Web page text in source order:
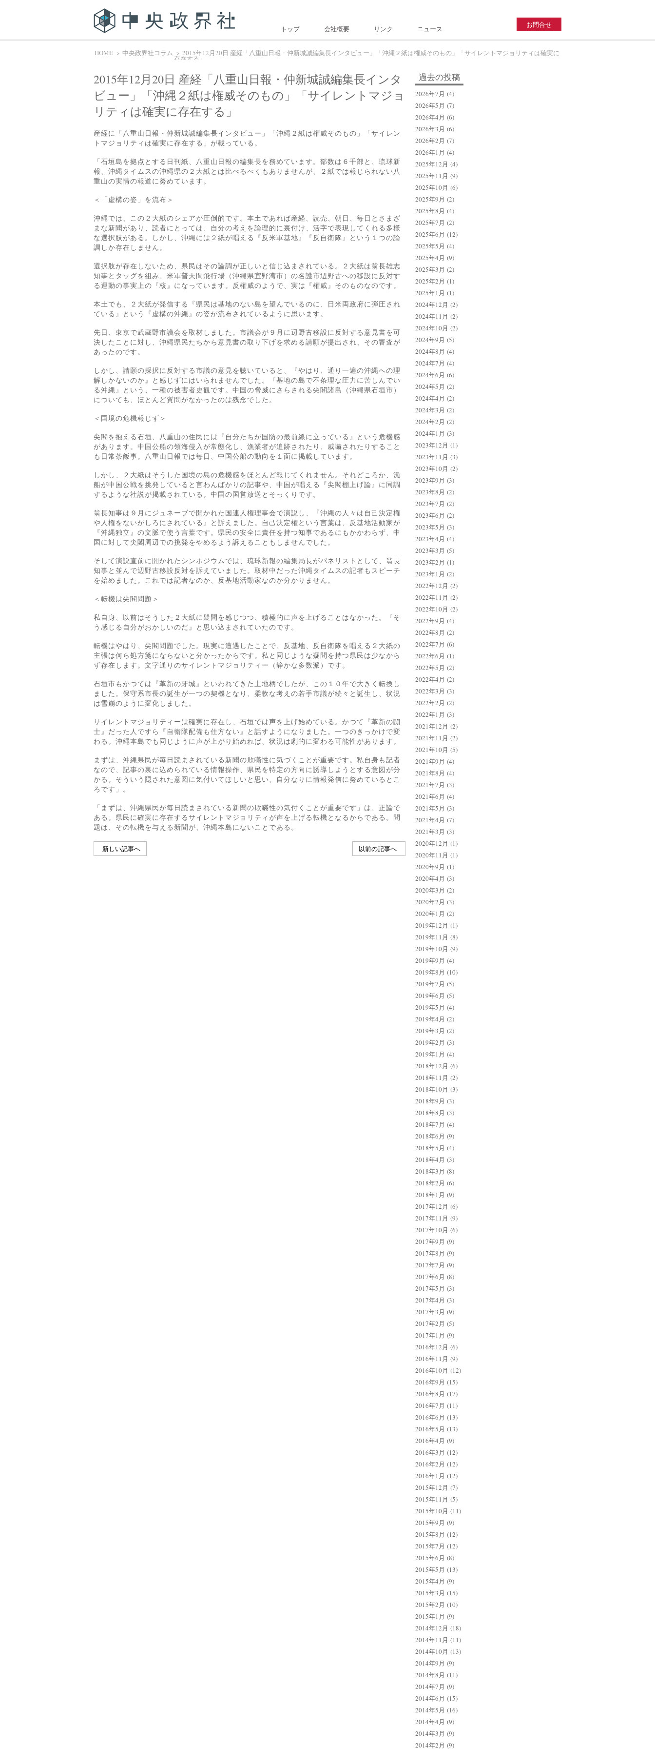
トップ 会社概要 リンク ニュース お問合せ
HOME 中央政界社コラム 2015年12月20日 産経「八重山日報・仲新城誠編集長インタビュー」「沖縄２紙は権威そのもの」「サイレントマジョリティは確実に
存在する」
2015年12月20日 産経「八重山日報・仲新城誠編集長インタ
ビュー」「沖縄２紙は権威そのもの」「サイレントマジョ
リティは確実に存在する」
産経に「八重山日報・仲新城誠編集長インタビュー」「沖縄２紙は権威そのもの」「サイレン
トマジョリティは確実に存在する」が載っている。
「石垣島を拠点とする日刊紙、八重山日報の編集長を務めています。部数は６千部と、琉球新
報、沖縄タイムスの沖縄県の２大紙とは比べるべくもありませんが、２紙では報じられない八
重山の実情の報道に努めています。
＜「虚構の姿」を流布＞
沖縄では、この２大紙のシェアが圧倒的です。本土であれば産経、読売、朝日、毎日とさまざ
まな新聞があり、読者にとっては、自分の考えを論理的に裏付け、活字で表現してくれる多様
な選択肢がある。しかし、沖縄には２紙が唱える『反米軍基地』『反自衛隊』という１つの論
調しか存在しません。
選択肢が存在しないため、県民はその論調が正しいと信じ込まされている。２大紙は翁長雄志
知事とタッグを組み、米軍普天間飛行場（沖縄県宜野湾市）の名護市辺野古への移設に反対す
る運動の事実上の『核』になっています。反権威のようで、実は『権威』そのものなのです。
本土でも、２大紙が発信する『県民は基地のない島を望んでいるのに、日米両政府に弾圧され
ている』という『虚構の沖縄』の姿が流布されているように思います。
先日、東京で武蔵野市議会を取材しました。市議会が９月に辺野古移設に反対する意見書を可
決したことに対し、沖縄県民たちから意見書の取り下げを求める請願が提出され、その審査が
あったのです。
しかし、請願の採択に反対する市議の意見を聴いていると、『やはり、通り一遍の沖縄への理
解しかないのか』と感じずにはいられませんでした。『基地の島で不条理な圧力に苦しんでい
る沖縄』という、一種の被害者史観です。中国の脅威にさらされる尖閣諸島（沖縄県石垣市）
についても、ほとんど質問がなかったのは残念でした。
＜国境の危機報じず＞
尖閣を抱える石垣、八重山の住民には『自分たちが国防の最前線に立っている』という危機感
があります。中国公船の領海侵入が常態化し、漁業者が追跡されたり、威嚇されたりすること
も日常茶飯事。八重山日報では毎日、中国公船の動向を１面に掲載しています。
しかし、２大紙はそうした国境の島の危機感をほとんど報じてくれません。それどころか、漁
船が中国公戦を挑発していると言わんばかりの記事や、中国が唱える『尖閣棚上げ論』に同調
するような社説が掲載されている。中国の国営放送とそっくりです。
翁長知事は９月にジュネーブで開かれた国連人権理事会で演説し、『沖縄の人々は自己決定権
や人権をないがしろにされている』と訴えました。自己決定権という言葉は、反基地活動家が
『沖縄独立』の文脈で使う言葉です。県民の安全に責任を持つ知事であるにもかかわらず、中
国に対して尖閣周辺での挑発をやめるよう訴えることもしませんでした。
そして演説直前に開かれたシンポジウムでは、琉球新報の編集局長がパネリストとして、翁長
知事と並んで辺野古移設反対を訴えていました。取材中だった沖縄タイムスの記者もスピーチ
を始めました。これでは記者なのか、反基地活動家なのか分かりません。
＜転機は尖閣問題＞
私自身、以前はそうした２大紙に疑問を感じつつ、積極的に声を上げることはなかった。『そ
う感じる自分がおかしいのだ』と思い込まされていたのです。
転機はやはり、尖閣問題でした。現実に遭遇したことで、反基地、反自衛隊を唱える２大紙の
主張は何ら処方箋にならないと分かったからです。私と同じような疑問を持つ県民は少なから
ず存在します。文字通りのサイレントマジョリティー（静かな多数派）です。
石垣市もかつては『革新の牙城』といわれてきた土地柄でしたが、この１０年で大きく転換し
ました。保守系市長の誕生が一つの契機となり、柔軟な考えの若手市議が続々と誕生し、状況
は雪崩のように変化しました。
サイレントマジョリティーは確実に存在し、石垣では声を上げ始めている。かつて『革新の闘
士』だった人ですら『自衛隊配備も仕方ない』と話すようになりました。一つのきっかけで変
わる。沖縄本島でも同じように声が上がり始めれば、状況は劇的に変わる可能性があります。
まずは、沖縄県民が毎日読まされている新聞の欺瞞性に気づくことが重要です。私自身も記者
なので、記事の裏に込められている情報操作、県民を特定の方向に誘導しようとする意図が分
かる。そういう隠された意図に気付いてほしいと思い、自分なりに情報発信に努めているとこ
ろです」。
「まずは、沖縄県民が毎日読まされている新聞の欺瞞性の気付くことが重要です」は、正論で
ある。県民に確実に存在するサイレントマジョリティが声を上げる転機となるからである。問
題は、その転機を与える新聞が、沖縄本島にないことである。
新しい記事へ 以前の記事へ
過去の投稿
2026年7月 (4)
2026年5月 (7)
2026年4月 (6)
2026年3月 (6)
2026年2月 (7)
2026年1月 (4)
2025年12月 (4)
2025年11月 (9)
2025年10月 (6)
2025年9月 (2)
2025年8月 (4)
2025年7月 (2)
2025年6月 (12)
2025年5月 (4)
2025年4月 (9)
2025年3月 (2)
2025年2月 (1)
2025年1月 (1)
2024年12月 (2)
2024年11月 (2)
2024年10月 (2)
2024年9月 (5)
2024年8月 (4)
2024年7月 (4)
2024年6月 (6)
2024年5月 (2)
2024年4月 (2)
2024年3月 (2)
2024年2月 (2)
2024年1月 (3)
2023年12月 (1)
2023年11月 (3)
2023年10月 (2)
2023年9月 (3)
2023年8月 (2)
2023年7月 (2)
2023年6月 (2)
2023年5月 (3)
2023年4月 (4)
2023年3月 (5)
2023年2月 (1)
2023年1月 (2)
2022年12月 (2)
2022年11月 (2)
2022年10月 (2)
2022年9月 (4)
2022年8月 (2)
2022年7月 (6)
2022年6月 (1)
2022年5月 (2)
2022年4月 (2)
2022年3月 (3)
2022年2月 (2)
2022年1月 (3)
2021年12月 (2)
2021年11月 (2)
2021年10月 (5)
2021年9月 (4)
2021年8月 (4)
2021年7月 (3)
2021年6月 (4)
2021年5月 (3)
2021年4月 (7)
2021年3月 (3)
2020年12月 (1)
2020年11月 (1)
2020年9月 (1)
2020年4月 (3)
2020年3月 (2)
2020年2月 (3)
2020年1月 (2)
2019年12月 (1)
2019年11月 (8)
2019年10月 (9)
2019年9月 (4)
2019年8月 (10)
2019年7月 (5)
2019年6月 (5)
2019年5月 (4)
2019年4月 (2)
2019年3月 (2)
2019年2月 (3)
2019年1月 (4)
2018年12月 (6)
2018年11月 (2)
2018年10月 (3)
2018年9月 (3)
2018年8月 (3)
2018年7月 (4)
2018年6月 (9)
2018年5月 (4)
2018年4月 (3)
2018年3月 (8)
2018年2月 (6)
2018年1月 (9)
2017年12月 (6)
2017年11月 (9)
2017年10月 (6)
2017年9月 (9)
2017年8月 (9)
2017年7月 (9)
2017年6月 (8)
2017年5月 (3)
2017年4月 (3)
2017年3月 (9)
2017年2月 (5)
2017年1月 (9)
2016年12月 (6)
2016年11月 (9)
2016年10月 (12)
2016年9月 (15)
2016年8月 (17)
2016年7月 (11)
2016年6月 (13)
2016年5月 (13)
2016年4月 (9)
2016年3月 (12)
2016年2月 (12)
2016年1月 (12)
2015年12月 (7)
2015年11月 (5)
2015年10月 (11)
2015年9月 (9)
2015年8月 (12)
2015年7月 (12)
2015年6月 (8)
2015年5月 (13)
2015年4月 (9)
2015年3月 (15)
2015年2月 (10)
2015年1月 (9)
2014年12月 (18)
2014年11月 (11)
2014年10月 (13)
2014年9月 (9)
2014年8月 (11)
2014年7月 (9)
2014年6月 (15)
2014年5月 (16)
2014年4月 (9)
2014年3月 (9)
2014年2月 (9)